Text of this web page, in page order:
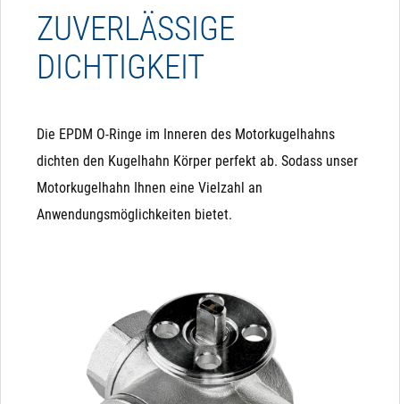
ZUVERLÄSSIGE
DICHTIGKEIT
Die EPDM O-Ringe im Inneren des Motorkugelhahns
dichten den Kugelhahn Körper perfekt ab. Sodass unser
Motorkugelhahn Ihnen eine Vielzahl an
Anwendungsmöglichkeiten bietet.